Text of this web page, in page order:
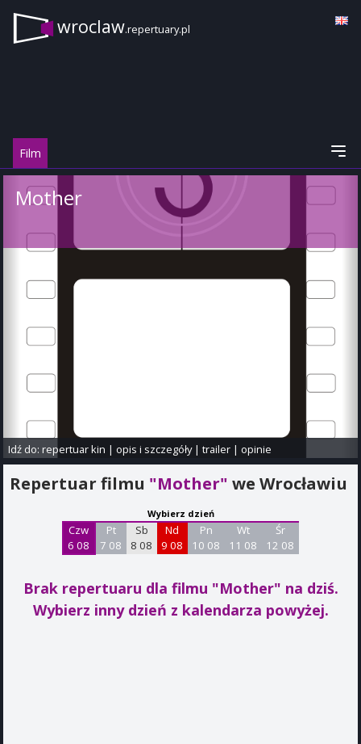
wroclaw.repertuary.pl
Film
Mother
Idź do:repertuar kin |opis i szczegóły|trailer |opinie
Repertuar filmu "Mother" we Wrocławiu
Wybierz dzień
Czw
6 08
Pt
7 08
Sb
8 08
Nd
9 08
Pn
10 08
Wt
11 08
Śr
12 08
Brak repertuaru dla filmu "Mother" na dziś.
Wybierz inny dzień z kalendarza powyżej.